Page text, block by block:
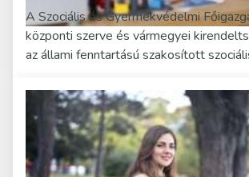
A Szociális és Gyermekvédelmi
központi szerve és vármegyei
az állami fenntartású szakosított